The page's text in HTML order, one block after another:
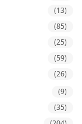
(13)
(85)
(25)
(59)
(26)
(9)
(35)